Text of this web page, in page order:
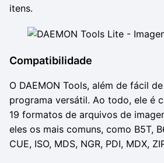
itens.
Compatibilidade
O DAEMON Tools, além de fácil
programa versátil. Ao todo, ele é
19 formatos de arquivos de
eles os mais comuns, como B5T,
CUE, ISO, MDS, NGR, PDI, MDX,